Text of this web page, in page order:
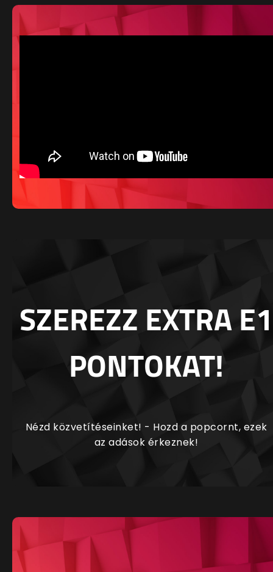
SZEREZZ EXTRA E1
PONTOKAT!
Nézd közvetítéseinket! - Hozd a popcornt, ezek
az adások érkeznek!